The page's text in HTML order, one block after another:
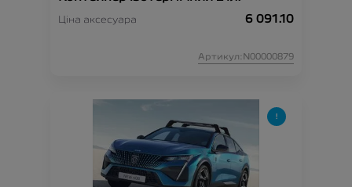
Ціна аксесуара 6 091.10
Артикул:N00000879